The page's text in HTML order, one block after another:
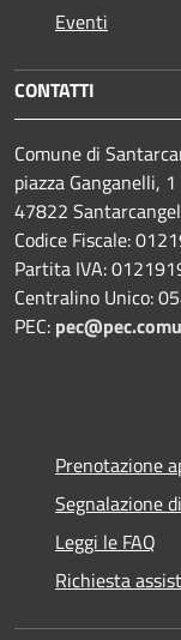
Eventi
CONTATTI
Comune di
piazza Ganganelli, 1
47822
Codice Fiscale:
Partita IVA:
Centralino Unico:
PEC:
Prenotazione
Segnalazione
Leggi le FAQ
Richiesta